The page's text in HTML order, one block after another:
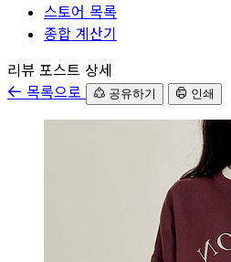
스토어 목록
종합 계산기
본문으로 바로가기
리뷰 포스트 상세
목록으로
공유하기 인쇄